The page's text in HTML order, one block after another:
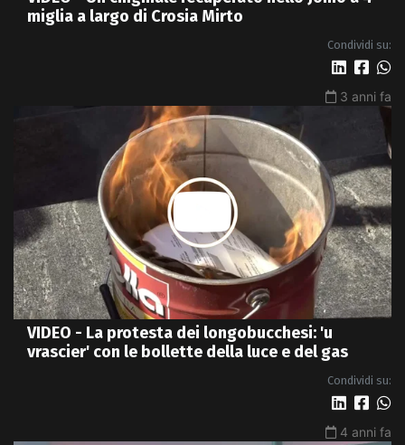
miglia a largo di Crosia Mirto
Condividi su:
3 anni fa
VIDEO - La protesta dei longobucchesi: 'u
vrascier' con le bollette della luce e del gas
Condividi su:
4 anni fa